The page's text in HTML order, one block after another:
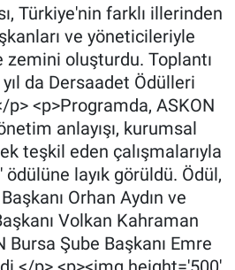
Türkiye'nin farklı illerinden
ve yöneticileriyle
oluşturdu. Toplantı
da Dersaadet Ödülleri
<p>Programda, ASKON
anlayışı, kurumsal
teşkil eden çalışmalarıyla
layık görüldü. Ödül,
Orhan Aydın ve
Volkan Kahraman
Bursa Şube Başkanı Emre